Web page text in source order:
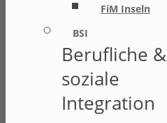
FiM Inseln
BSI
Berufliche &
soziale
Integration